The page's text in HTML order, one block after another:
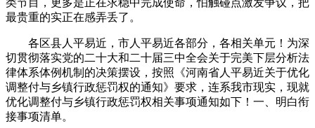
最贵重的实正在感弄丢了。
各区县人平易近，市人平易近各部分，各相关单元！为深
切贯彻落实党的二十大和二十届三中全会关于完美下层分析法
律体系体例机制的决策摆设，按照《河南省人平易近关于优化
调整付与乡镇行政惩罚权的通知》要求，连系我市现实，现就
优化调整付与乡镇行政惩罚权相关事项通知如下！一、明白衔
接事项清单。